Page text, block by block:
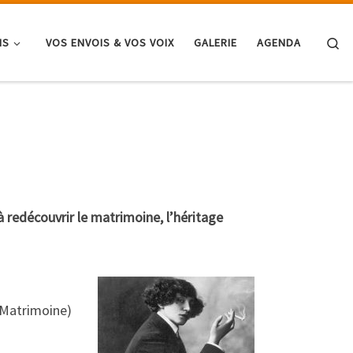
VOS ENVOIS & VOS VOIX GALERIE AGENDA
redécouvrir le matrimoine, l’héritage